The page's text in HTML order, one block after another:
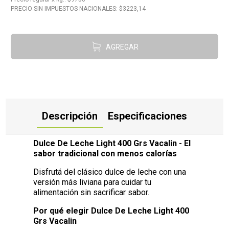
PRECIO SIN IMPUESTOS NACIONALES: $3223,14
AGREGAR
Descripción Especificaciones
Dulce De Leche Light 400 Grs Vacalin - El
sabor tradicional con menos calorías
Disfrutá del clásico dulce de leche con una
versión más liviana para cuidar tu
alimentación sin sacrificar sabor.
Por qué elegir Dulce De Leche Light 400
Grs Vacalin